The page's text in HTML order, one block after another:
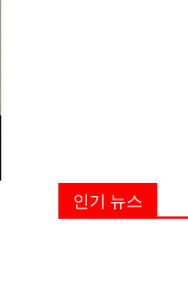
인기 뉴스